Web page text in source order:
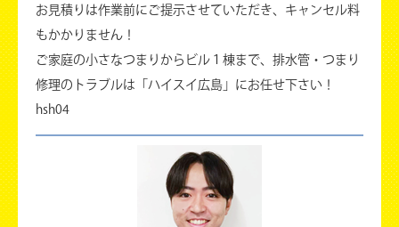
お見積りは作業前にご提示させていただき、キャンセル料
もかかりません！
ご家庭の小さなつまりからビル１棟まで、排水管・つまり
修理のトラブルは「ハイスイ広島」にお任せ下さい！
hsh04